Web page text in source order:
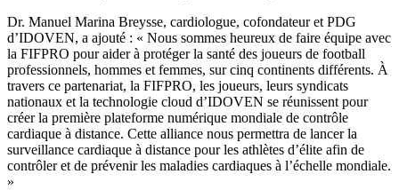
Dr. Manuel Marina Breysse, cardiologue, cofondateur et PDG
d’IDOVEN, a ajouté : « Nous sommes heureux de faire équipe avec
la FIFPRO pour aider à protéger la santé des joueurs de football
professionnels, hommes et femmes, sur cinq continents différents. À
travers ce partenariat, la FIFPRO, les joueurs, leurs syndicats
nationaux et la technologie cloud d’IDOVEN se réunissent pour
créer la première plateforme numérique mondiale de contrôle
cardiaque à distance. Cette alliance nous permettra de lancer la
surveillance cardiaque à distance pour les athlètes d’élite afin de
contrôler et de prévenir les maladies cardiaques à l’échelle mondiale.
»